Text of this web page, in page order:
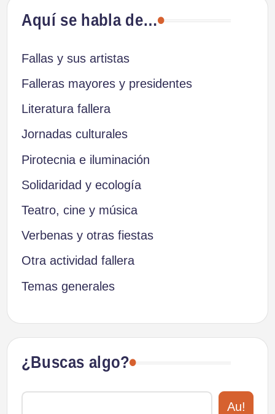
Aquí se habla de…
Fallas y sus artistas
Falleras mayores y presidentes
Literatura fallera
Jornadas culturales
Pirotecnia e iluminación
Solidaridad y ecología
Teatro, cine y música
Verbenas y otras fiestas
Otra actividad fallera
Temas generales
¿Buscas algo?
Au!